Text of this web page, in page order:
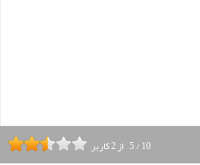
5/10 از2کاربر